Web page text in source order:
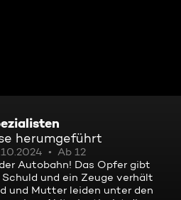
herumgeführt
Ab 12
Autobahn! Das Opfer gibt
und ein Zeuge verhält
und Mutter leiden unter den